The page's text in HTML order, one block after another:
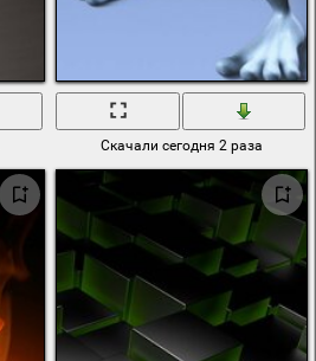
Скачали сегодня 2 раза